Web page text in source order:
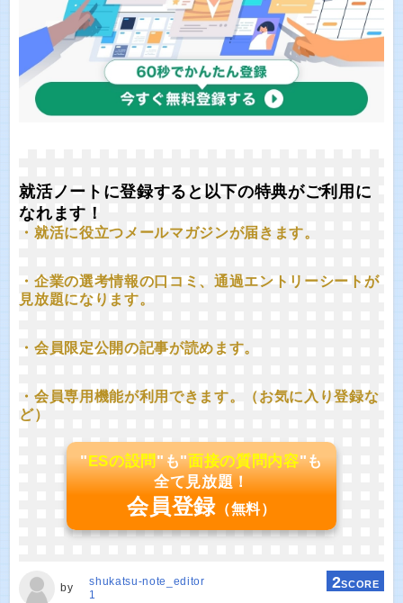
就活ノートに登録すると以下の特典がご利用に
なれます！
・就活に役立つメールマガジンが届きます。
・企業の選考情報の口コミ、通過エントリーシートが
見放題になります。
・会員限定公開の記事が読めます。
・会員専用機能が利用できます。（お気に入り登録な
ど）
"ESの設問"も"面接の質問内容"も
全て見放題！
会員登録 （無料）
by
shukatsu-note_editor
1
2SCORE